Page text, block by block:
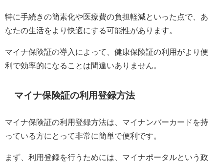
特に手続きの簡素化や医療費の負担軽減といった点で、あ
なたの生活をより快適にする可能性があります。
マイナ保険証の導入によって、健康保険証の利用がより便
利で効率的になることは間違いありません。
マイナ保険証の利用登録方法
マイナ保険証の利用登録方法は、マイナンバーカードを持
っている方にとって非常に簡単で便利です。
まず、利用登録を行うためには、マイナポータルという政